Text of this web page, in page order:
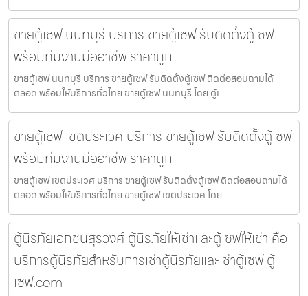
ขายตู้เซฟ นนทบุรี บริการ ขายตู้เซฟ รับติดตั้งตู้เซฟ
พร้อมทีมงานมืออาชีพ ราคาถูก
ขายตู้เซฟ นนทบุรี บริการ ขายตู้เซฟ รับติดตั้งตู้เซฟ ติดต่อสอบถามได้
ตลอด พร้อมให้บริการทั่วไทย ขายตู้เซฟ นนทบุรี โดย ตู้เ
ขายตู้เซฟ เขตประเวศ บริการ ขายตู้เซฟ รับติดตั้งตู้เซฟ
พร้อมทีมงานมืออาชีพ ราคาถูก
ขายตู้เซฟ เขตประเวศ บริการ ขายตู้เซฟ รับติดตั้งตู้เซฟ ติดต่อสอบถามได้
ตลอด พร้อมให้บริการทั่วไทย ขายตู้เซฟ เขตประเวศ โดย
ตู้นิรภัยเอกชนสุรวงศ์ ตู้นิรภัยให้เช่าและตู้เซฟให้เช่า คือ
บริการตู้นิรภัยสำหรับการเช่าตู้นิรภัยและเช่าตู้เซฟ ตู้
เซฟ.com